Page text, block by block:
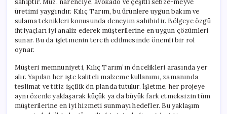
üretimi yaygındır. Kılıç Tarım, bu ürünlere uygun bakım ve
sulama teknikleri konusunda deneyim sahibidir. Bölgeye özgü
ihtiyaçları iyi analiz ederek müşterilerine en uygun çözümleri
sunar. Bu da işletmenin tercih edilmesinde önemli bir rol
oynar.
Müşteri memnuniyeti, Kılıç Tarım’ın öncelikleri arasında yer
alır. Yapılan her işte kaliteli malzeme kullanımı, zamanında
teslimat ve titiz işçilik ön planda tutulur. İşletme, her projeye
aynı özenle yaklaşarak küçük ya da büyük fark etmeksizin tüm
müşterilerine en iyi hizmeti sunmayı hedefler. Bu yaklaşım